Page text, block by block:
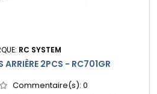
RC SYSTEM
ARRIÈRE 2PCS - RC701GR
Commentaire(s): 0